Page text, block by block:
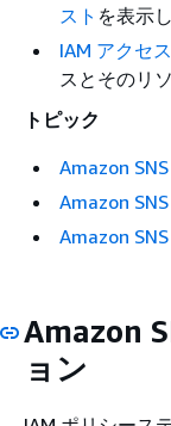
スト を表示
IAM アクセ
スとそのリ
トピック
Amazon
Amazon
Amazon
Amazon
ョン